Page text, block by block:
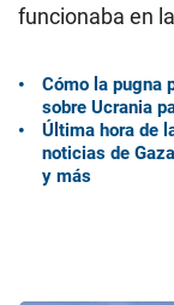
funcionaba en
Cómo la pugna
sobre Ucrania
Última hora de
noticias de
y más